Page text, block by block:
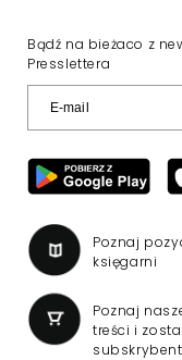
Bądź na bieżaco z
Presslettera
Poznaj
księgarni
Poznaj
treści i